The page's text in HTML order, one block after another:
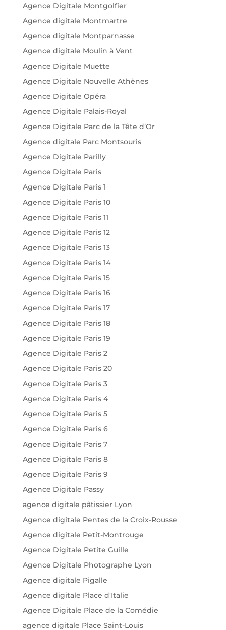
Agence Digitale Montgolfier
Agence digitale Montmartre
Agence digitale Montparnasse
Agence digitale Moulin à Vent
Agence Digitale Muette
Agence Digitale Nouvelle Athènes
Agence Digitale Opéra
Agence Digitale Palais-Royal
Agence Digitale Parc de la Tête d’Or
Agence digitale Parc Montsouris
Agence Digitale Parilly
Agence Digitale Paris
Agence Digitale Paris 1
Agence Digitale Paris 10
Agence Digitale Paris 11
Agence Digitale Paris 12
Agence Digitale Paris 13
Agence Digitale Paris 14
Agence Digitale Paris 15
Agence Digitale Paris 16
Agence Digitale Paris 17
Agence Digitale Paris 18
Agence Digitale Paris 19
Agence Digitale Paris 2
Agence Digitale Paris 20
Agence Digitale Paris 3
Agence Digitale Paris 4
Agence Digitale Paris 5
Agence Digitale Paris 6
Agence Digitale Paris 7
Agence Digitale Paris 8
Agence Digitale Paris 9
Agence Digitale Passy
agence digitale pâtissier Lyon
Agence digitale Pentes de la Croix-Rousse
Agence digitale Petit-Montrouge
Agence Digitale Petite Guille
Agence Digitale Photographe Lyon
Agence digitale Pigalle
Agence digitale Place d'Italie
Agence Digitale Place de la Comédie
agence digitale Place Saint-Louis